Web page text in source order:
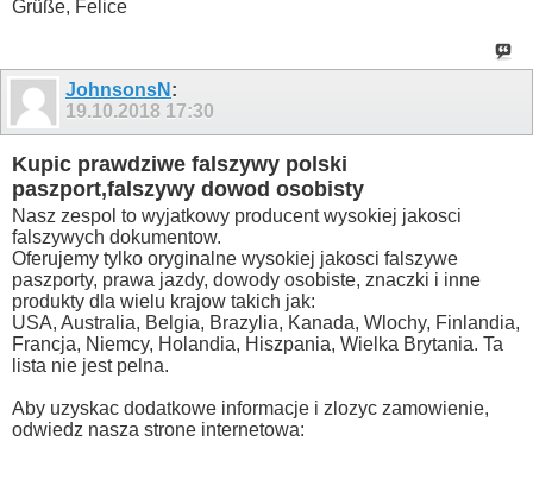
Grüße, Felice
JohnsonsN :
19.10.2018 17:30
Kupic prawdziwe falszywy polski
paszport,falszywy dowod osobisty
Nasz zespol to wyjatkowy producent wysokiej jakosci
falszywych dokumentow.
Oferujemy tylko oryginalne wysokiej jakosci falszywe
paszporty, prawa jazdy, dowody osobiste, znaczki i inne
produkty dla wielu krajow takich jak:
USA, Australia, Belgia, Brazylia, Kanada, Wlochy, Finlandia,
Francja, Niemcy, Holandia, Hiszpania, Wielka Brytania. Ta
lista nie jest pelna.
Aby uzyskac dodatkowe informacje i zlozyc zamowienie,
odwiedz nasza strone internetowa: